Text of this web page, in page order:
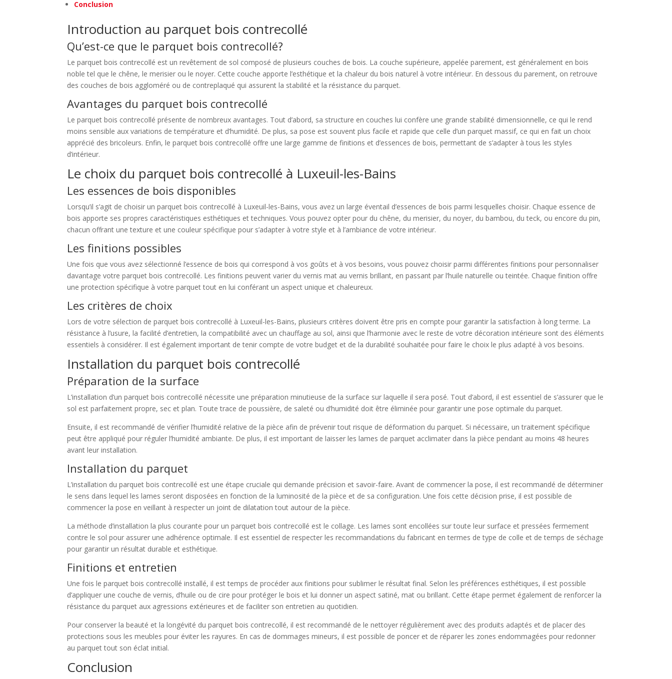
Conclusion
Introduction au parquet bois contrecollé
Qu’est-ce que le parquet bois contrecollé?
Le parquet bois contrecollé est un revêtement de sol composé de plusieurs couches de bois. La couche supérieure, appelée parement, est généralement en bois
noble tel que le chêne, le merisier ou le noyer. Cette couche apporte l’esthétique et la chaleur du bois naturel à votre intérieur. En dessous du parement, on retrouve
des couches de bois aggloméré ou de contreplaqué qui assurent la stabilité et la résistance du parquet.
Avantages du parquet bois contrecollé
Le parquet bois contrecollé présente de nombreux avantages. Tout d’abord, sa structure en couches lui confère une grande stabilité dimensionnelle, ce qui le rend
moins sensible aux variations de température et d’humidité. De plus, sa pose est souvent plus facile et rapide que celle d’un parquet massif, ce qui en fait un choix
apprécié des bricoleurs. Enfin, le parquet bois contrecollé offre une large gamme de finitions et d’essences de bois, permettant de s’adapter à tous les styles
d’intérieur.
Le choix du parquet bois contrecollé à Luxeuil-les-Bains
Les essences de bois disponibles
Lorsqu’il s’agit de choisir un parquet bois contrecollé à Luxeuil-les-Bains, vous avez un large éventail d’essences de bois parmi lesquelles choisir. Chaque essence de
bois apporte ses propres caractéristiques esthétiques et techniques. Vous pouvez opter pour du chêne, du merisier, du noyer, du bambou, du teck, ou encore du pin,
chacun offrant une texture et une couleur spécifique pour s’adapter à votre style et à l’ambiance de votre intérieur.
Les finitions possibles
Une fois que vous avez sélectionné l’essence de bois qui correspond à vos goûts et à vos besoins, vous pouvez choisir parmi différentes finitions pour personnaliser
davantage votre parquet bois contrecollé. Les finitions peuvent varier du vernis mat au vernis brillant, en passant par l’huile naturelle ou teintée. Chaque finition offre
une protection spécifique à votre parquet tout en lui conférant un aspect unique et chaleureux.
Les critères de choix
Lors de votre sélection de parquet bois contrecollé à Luxeuil-les-Bains, plusieurs critères doivent être pris en compte pour garantir la satisfaction à long terme. La
résistance à l’usure, la facilité d’entretien, la compatibilité avec un chauffage au sol, ainsi que l’harmonie avec le reste de votre décoration intérieure sont des éléments
essentiels à considérer. Il est également important de tenir compte de votre budget et de la durabilité souhaitée pour faire le choix le plus adapté à vos besoins.
Installation du parquet bois contrecollé
Préparation de la surface
L’installation d’un parquet bois contrecollé nécessite une préparation minutieuse de la surface sur laquelle il sera posé. Tout d’abord, il est essentiel de s’assurer que le
sol est parfaitement propre, sec et plan. Toute trace de poussière, de saleté ou d’humidité doit être éliminée pour garantir une pose optimale du parquet.
Ensuite, il est recommandé de vérifier l’humidité relative de la pièce afin de prévenir tout risque de déformation du parquet. Si nécessaire, un traitement spécifique
peut être appliqué pour réguler l’humidité ambiante. De plus, il est important de laisser les lames de parquet acclimater dans la pièce pendant au moins 48 heures
avant leur installation.
Installation du parquet
L’installation du parquet bois contrecollé est une étape cruciale qui demande précision et savoir-faire. Avant de commencer la pose, il est recommandé de déterminer
le sens dans lequel les lames seront disposées en fonction de la luminosité de la pièce et de sa configuration. Une fois cette décision prise, il est possible de
commencer la pose en veillant à respecter un joint de dilatation tout autour de la pièce.
La méthode d’installation la plus courante pour un parquet bois contrecollé est le collage. Les lames sont encollées sur toute leur surface et pressées fermement
contre le sol pour assurer une adhérence optimale. Il est essentiel de respecter les recommandations du fabricant en termes de type de colle et de temps de séchage
pour garantir un résultat durable et esthétique.
Finitions et entretien
Une fois le parquet bois contrecollé installé, il est temps de procéder aux finitions pour sublimer le résultat final. Selon les préférences esthétiques, il est possible
d’appliquer une couche de vernis, d’huile ou de cire pour protéger le bois et lui donner un aspect satiné, mat ou brillant. Cette étape permet également de renforcer la
résistance du parquet aux agressions extérieures et de faciliter son entretien au quotidien.
Pour conserver la beauté et la longévité du parquet bois contrecollé, il est recommandé de le nettoyer régulièrement avec des produits adaptés et de placer des
protections sous les meubles pour éviter les rayures. En cas de dommages mineurs, il est possible de poncer et de réparer les zones endommagées pour redonner
au parquet tout son éclat initial.
Conclusion